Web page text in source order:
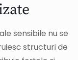
sensibile nu se
structuri de